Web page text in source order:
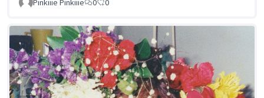
Pinkiiie Pinkiiie 0 0